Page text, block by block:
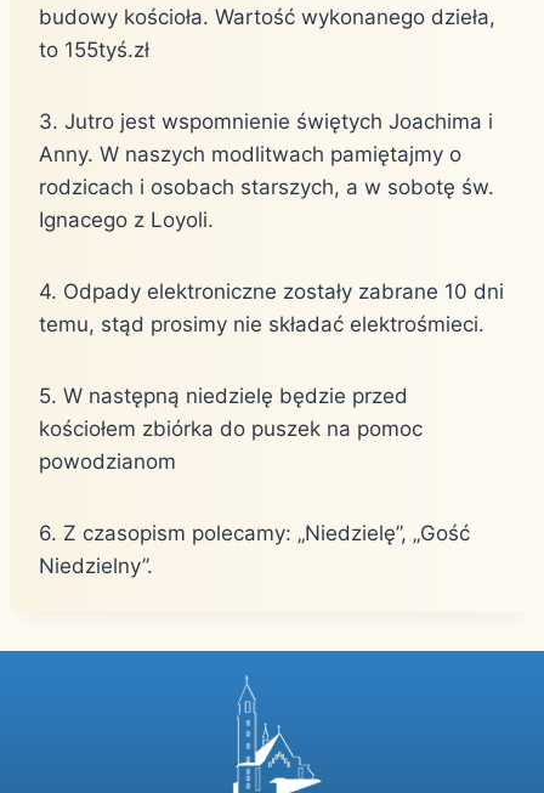
budowy kościoła. Wartość wykonanego dzieła,
to 155tyś.zł
3. Jutro jest wspomnienie świętych Joachima i
Anny. W naszych modlitwach pamiętajmy o
rodzicach i osobach starszych, a w sobotę św.
Ignacego z Loyoli.
4. Odpady elektroniczne zostały zabrane 10 dni
temu, stąd prosimy nie składać elektrośmieci.
5. W następną niedzielę będzie przed
kościołem zbiórka do puszek na pomoc
powodzianom
6. Z czasopism polecamy: „Niedzielę”, „Gość
Niedzielny”.